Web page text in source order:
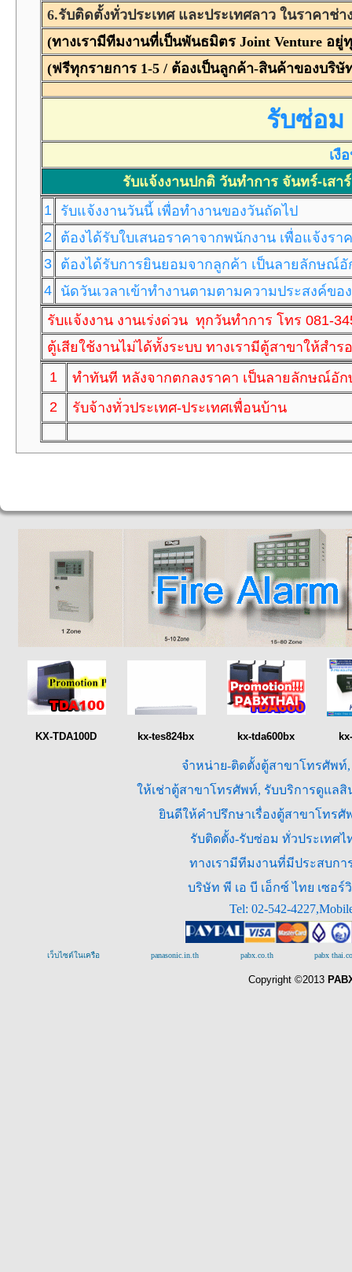
6.รับติดตั้งทั่วประเทศ และประเทศลาว ในราคา
(ทางเรามีทีมงานที่เป็นพันธมิตร Joint Venture อ
(ฟรีทุกรายการ 1-5 / ต้องเป็นลูกค้า-สินค้าของบริษั
รับซ่อม
เงื
รับแจ้งงานปกติ วันทำการ จันทร์-เสา
1 รับแจ้งงานวันนี้ เพื่อทำงานของวันถัดไป
2 ต้องได้รับใบเสนอราคาจากพนักงาน เพื่อแจ้งร
3 ต้องได้รับการยินยอมจากลูกค้า เป็นลายลักษณ์อั
4 นัดวันเวลาเข้าทำงานตามตามความประสงค์ขอ
รับแจ้งงาน งานเร่งด่วน ทุกวันทำการ โทร 081-
ตู้เสียใช้งานไม่ได้ทั้งระบบ ทางเรามีตู้สาขาให้สำร
1
ทำทันที หลังจากตกลงราคา เป็นลายลักษณ์อัก
2
รับจ้างทั่วประเทศ-ประเทศเพื่อนบ้าน
KX-TDA100D kx-tes824bx kx-tda600bx
จำหน่าย-ติดตั้งตู้สาขาโทรศัพ
ให้เช่าตู้สาขาโทรศัพท์, รับบริการดูแล
ยินดีให้คำปรึกษาเรื่องตู้สาขาโทร
รับติดตั้ง-รับซ่อม ทั่วประเทศ
ทางเรามีทีมงานที่มีประสบกา
บริษัท พี เอ บี เอ็กซ์ ไทย เซอ
Tel: 02-542-
เว็บไซต์ในเครือ panasonic.in.th pabx.co.th pabx
Copyright ©2013